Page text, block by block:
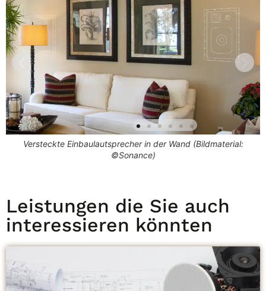
Epson Projektor in der abgehängten Decke versteckt
Leistungen die Sie auch
interessieren könnten